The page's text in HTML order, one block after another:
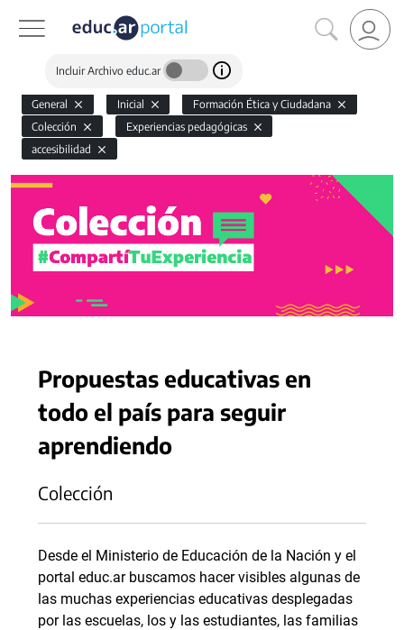
Incluir Archivo educ.ar
General Inicial
Formación Ética y Ciudadana
Colección
Experiencias pedagógicas
accesibilidad
Propuestas educativas en
todo el país para seguir
aprendiendo
Colección
Desde el Ministerio de Educación de la Nación y el
portal educ.ar buscamos hacer visibles algunas de
las muchas experiencias educativas desplegadas
por las escuelas, los y las estudiantes, las familias